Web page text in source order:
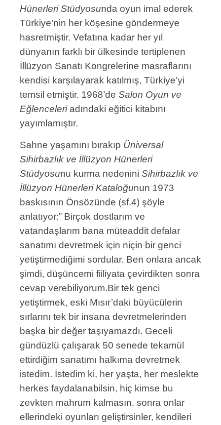
Hünerleri Stüdyosunda oyun imal ederek
Türkiye’nin her köşesine göndermeye
hasretmiştir. Vefatına kadar her yıl
dünyanın farklı bir ülkesinde tertiplenen
İllüzyon Sanatı Kongrelerine masraflarını
kendisi karşılayarak katılmış, Türkiye’yi
temsil etmiştir. 1968’de Salon Oyun ve
Eğlenceleriadındaki eğitici kitabını
yayımlamıştır.
Sahne yaşamını bırakıp Üniversal
Sihirbazlık ve İllüzyon Hünerleri
Stüdyosunu kurma nedenini Sihirbazlık ve
İllüzyon Hünerleri Kataloğunun 1973
baskısının Önsözünde (sf.4) şöyle
anlatıyor:” Birçok dostlarım ve
vatandaşlarım bana müteaddit defalar
sanatımı devretmek için niçin bir genci
yetiştirmediğimi sordular. Ben onlara ancak
şimdi, düşüncemi fiiliyata çevirdikten sonra
cevap verebiliyorum.Bir tek genci
yetiştirmek, eski Mısır’daki büyücülerin
sırlarını tek bir insana devretmelerinden
başka bir değer taşıyamazdı. Geceli
gündüzlü çalışarak 50 senede tekamül
ettirdiğim sanatımı halkıma devretmek
istedim. İstedim ki, her yaşta, her meslekte
herkes faydalanabilsin, hiç kimse bu
zevkten mahrum kalmasın, sonra onlar
ellerindeki oyunları geliştirsinler, kendileri